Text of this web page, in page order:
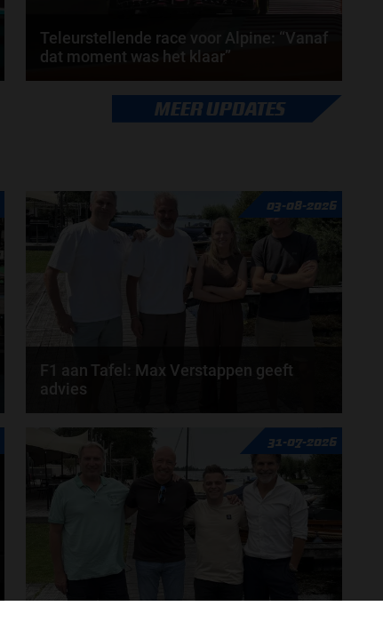
Teleurstellende race voor Alpine: “Vanaf
dat moment was het klaar”
Door een pitstraatstart en een vroege botsing lukte
het beide mannen niet om punten te scoren in...
MEER UPDATES
03-08-2026
F1 aan Tafel: Max Verstappen geeft
advies
Max Verstappen adviseert Red Bull. Gaat George
Russell weg bij Mercedes? En moet de budgetcap...
door de redactie van Grand Prix Radio
31-07-2026